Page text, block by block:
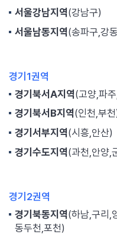
서울강남지역(강남구)
서울남동지역(송파구,강
경기1권역
경기북서A지역(고양,파
경기북서B지역(인천,부
경기서부지역(시흥,안산)
경기수도지역(과천,안양,
경기2권역
경기북동지역(하남,구리,
동두천,포천)